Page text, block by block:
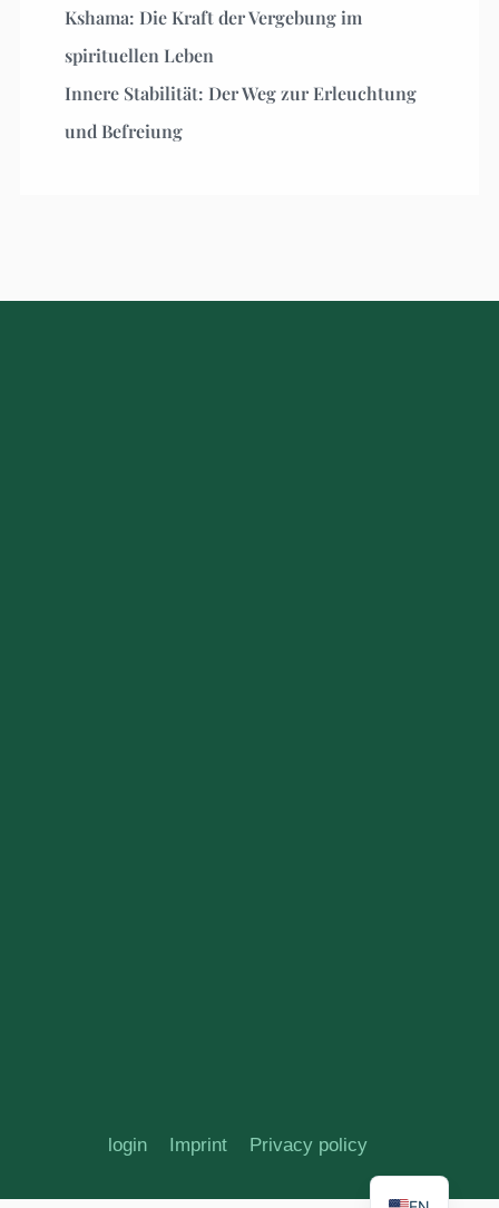
Kshama: Die Kraft der Vergebung im
spirituellen Leben
Innere Stabilität: Der Weg zur Erleuchtung
und Befreiung
login Imprint Privacy policy